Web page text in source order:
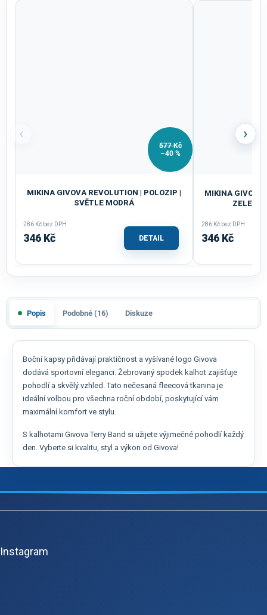
‹
577 Kč
–40 %
MIKINA GIVOVA REVOLUTION | POLOZIP |
SVĚTLE MODRÁ
286 Kč bez DPH
346 Kč DETAIL
MIKINA GIVOVA
ZELENÁ
286 Kč bez DPH
346 Kč
›
Popis Podobné (16) Diskuze
Boční kapsy přidávají praktičnost a vyšívané logo Givova
dodává sportovní eleganci. Žebrovaný spodek kalhot zajišťuje
pohodlí a skvělý vzhled. Tato nečesaná fleecová tkanina je
ideální volbou pro všechna roční období, poskytující vám
maximální komfort ve stylu.
S kalhotami Givova Terry Band si užijete výjimečné pohodlí každý
den. Vyberte si kvalitu, styl a výkon od Givova!
Z
Instagram